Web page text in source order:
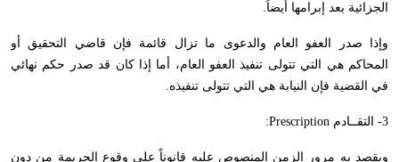
الجزائية بعد إبرامها أيضاً.
وإذا صدر العفو العام والدعوى ما تزال قائمة فإن قاضي التحقيق أو
المحاكم هي التي تتولى تنفيذ العفو العام، أما إذا كان قد صدر حكم نهائي
في القضية فإن النيابة هي التي تتولى تنفيذه.
3- التقــادم Prescription
:
ويقصد به مرور الزمن المنصوص عليه قانوناً على وقوع الجريمة من دون